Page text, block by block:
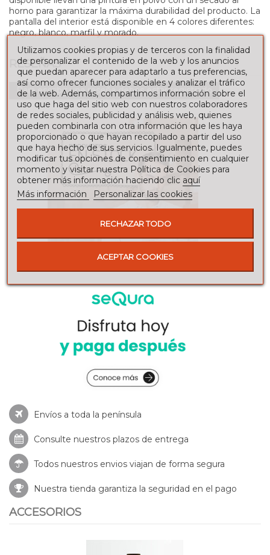
horno para garantizar la máxima durabilidad del producto. La
pantalla del interior está disponible en 4 colores diferentes:
negro, blanco, marfil y morado.
RESEÑAS
Para escribir una reseña debes estar registrado
Envíos a toda la península
Consulte nuestros plazos de entrega
Todos nuestros envios viajan de forma segura
Nuestra tienda garantiza la seguridad en el pago
ACCESORIOS
Utilizamos cookies propias y de terceros con la finalidad
de personalizar el contenido de la web y los anuncios
que puedan aparecer para adaptarlo a tus preferencias,
así como ofrecer funciones sociales y analizar el tráfico
de la web. Además, compartimos información sobre el
uso que haga del sitio web con nuestros colaboradores
de redes sociales, publicidad y análisis web, quienes
pueden combinarla con otra información que les haya
proporcionado o que hayan recopilado a partir del uso
que haya hecho de sus servicios. Igualmente, puedes
modificar tus opciones de consentimiento en cualquier
momento y visitar nuestra Política de Cookies para
obtener más información haciendo clic aquí
Más información
Personalizar las cookies
RECHAZAR TODO
ACEPTAR COOKIES